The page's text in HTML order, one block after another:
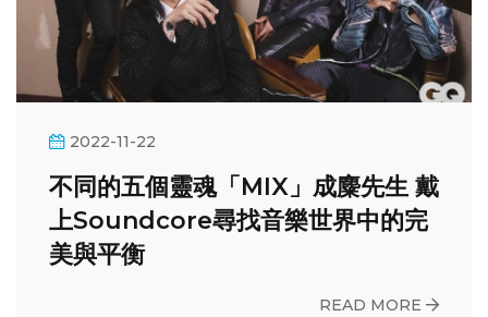
2022-11-22
不同的五個靈魂「MIX」成麋先生 戴
上Soundcore尋找音樂世界中的完
美與平衡
READ MORE